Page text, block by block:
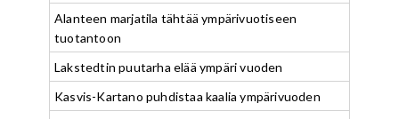
Alanteen marjatila tähtää ympärivuotiseen
tuotantoon
Lakstedtin puutarha elää ympäri vuoden
Kasvis-Kartano puhdistaa kaalia ympärivuoden